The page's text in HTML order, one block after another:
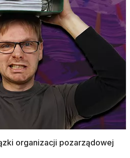
organizacji pozarządowej